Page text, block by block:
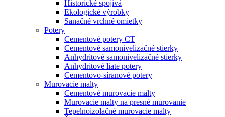
Historické spojivá
Ekologické výrobky
Sanačné vrchné omietky
Potery
Cementové potery CT
Cementové samonivelizačné stierky
Anhydritové samonivelizačné stierky
Anhydritové liate potery
Cementovo-síranové potery
Murovacie malty
Cementové murovacie malty
Murovacie malty na presné murovanie
Tepelnoizolačné murovacie malty